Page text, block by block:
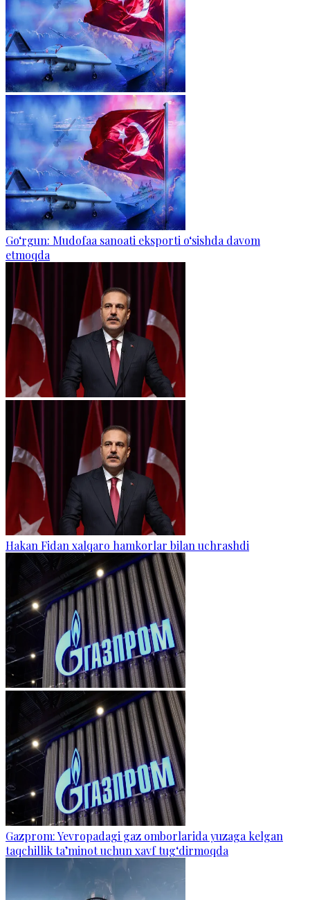
Go‘rgun: Mudofaa sanoati eksporti o‘sishda davom
etmoqda
Hakan Fidan xalqaro hamkorlar bilan uchrashdi
Gazprom: Yevropadagi gaz omborlarida yuzaga kelgan
taqchillik ta’minot uchun xavf tug‘dirmoqda